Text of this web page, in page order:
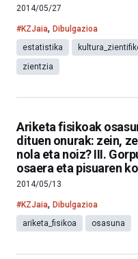
2014/05/27
#KZJaia, Dibulgazioa
estatistika
zientzia
Ariketa fisikoak
dituen onurak: zein,
nola eta noiz? III.
osaera eta pisuaren
2014/05/13
#KZJaia, Dibulgazioa
ariketa_fisikoa
osasuna